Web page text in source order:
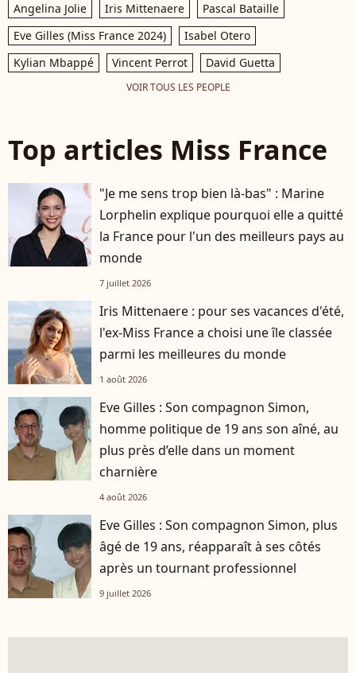
Angelina Jolie Iris Mittenaere
Pascal Bataille
Eve Gilles (Miss France 2024)
Isabel Otero
Kylian Mbappé
Vincent Perrot David Guetta
VOIR TOUS LES PEOPLE
Top articles Miss France
"Je me sens trop bien là-bas" : Marine
Lorphelin explique pourquoi elle a quitté
la France pour l'un des meilleurs pays au
monde
7 juillet 2026
Iris Mittenaere : pour ses vacances d'été,
l'ex-Miss France a choisi une île classée
parmi les meilleures du monde
1 août 2026
Eve Gilles : Son compagnon Simon,
homme politique de 19 ans son aîné, au
plus près d’elle dans un moment
charnière
4 août 2026
Eve Gilles : Son compagnon Simon, plus
âgé de 19 ans, réapparaît à ses côtés
après un tournant professionnel
9 juillet 2026